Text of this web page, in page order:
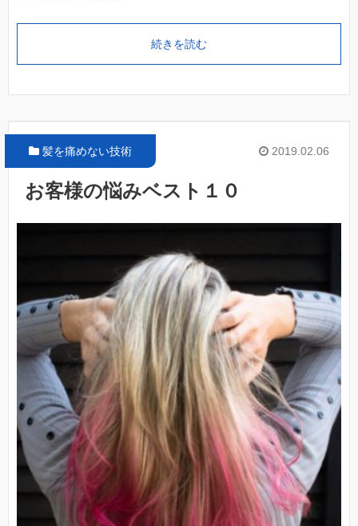
続きを読む
2019.02.06
髪を痛めない技術
お客様の悩みベスト１０